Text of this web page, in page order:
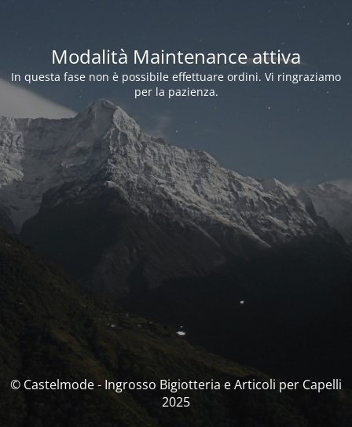
Modalità Maintenance attiva
In questa fase non è possibile effettuare ordini. Vi ringraziamo
per la pazienza.
© Castelmode - Ingrosso Bigiotteria e Articoli per Capelli
2025